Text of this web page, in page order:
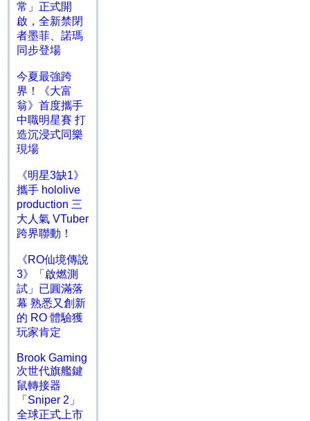
常」正式開
啟，全新禁閉
者墨菲、諾瑪
同步登場
今夏最強跨
界！《大富
翁》首度攜手
中職明星賽 打
造沉浸式同樂
現場
《明星3缺1》
攜手 hololive
production 三
大人氣 VTuber
跨界聯動！
《RO仙境傳說
3》「啟燃測
試」已圓滿落
幕 熟悉又創新
的 RO 體驗獲
玩家肯定
Brook Gaming
次世代旗艦鍵
鼠轉接器
「Sniper 2」
全球正式上市